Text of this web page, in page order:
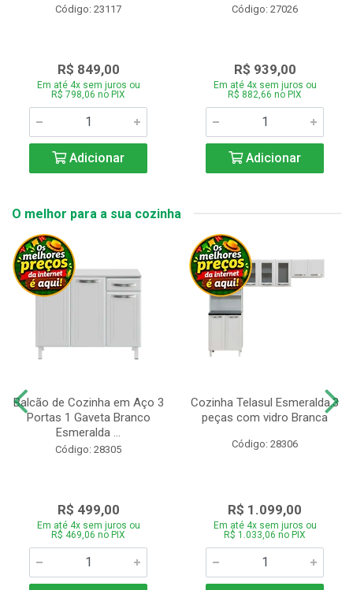
Código: 23117
R$ 849,00
Em até 4x sem juros ou
R$ 798,06 no PIX
Adicionar
Código: 27026
R$ 939,00
Em até 4x sem juros ou
R$ 882,66 no PIX
Adicionar
O melhor para a sua cozinha
Balcão de Cozinha em Aço 3
Portas 1 Gaveta Branco
Esmeralda ...
Código: 28305
R$ 499,00
Em até 4x sem juros ou
R$ 469,06 no PIX
Cozinha Telasul Esmeralda.3
peças com vidro Branca
Código: 28306
R$ 1.099,00
Em até 4x sem juros ou
R$ 1.033,06 no PIX